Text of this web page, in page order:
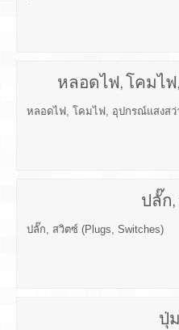
หลอดไฟ, โคมไ
หลอดไฟ, โคมไฟ, อุปกรณ์แสงสว่
ปลั๊ก
ปลั๊ก, สวิตซ์ (Plugs, Switches)
ปุ่